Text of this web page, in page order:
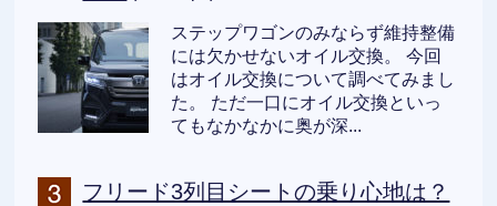
ステップワゴンのみならず維持整備
には欠かせないオイル交換。 今回
はオイル交換について調べてみまし
た。 ただ一口にオイル交換といっ
てもなかなかに奥が深...
フリード3列目シートの乗り心地は？